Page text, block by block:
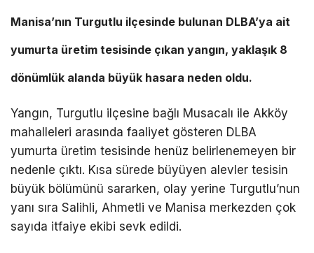
Manisa’nın Turgutlu ilçesinde bulunan DLBA’ya ait
yumurta üretim tesisinde çıkan yangın, yaklaşık 8
dönümlük alanda büyük hasara neden oldu.
Yangın, Turgutlu ilçesine bağlı Musacalı ile Akköy
mahalleleri arasında faaliyet gösteren DLBA
yumurta üretim tesisinde henüz belirlenemeyen bir
nedenle çıktı. Kısa sürede büyüyen alevler tesisin
büyük bölümünü sararken, olay yerine Turgutlu’nun
yanı sıra Salihli, Ahmetli ve Manisa merkezden çok
sayıda itfaiye ekibi sevk edildi.